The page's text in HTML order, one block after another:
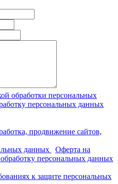
обработки персональных
персональных данных
продвижение сайтов,
данных
Оферта на
персональных данных
к защите персональных